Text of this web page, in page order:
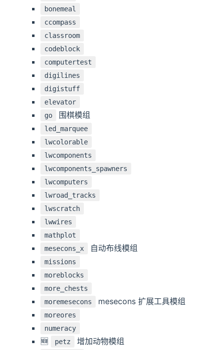
bonemeal
ccompass
classroom
codeblock
computertest
digilines
digistuff
elevator
go
围棋模组
led_marquee
lwcolorable
lwcomponents
lwcomponents_spawners
lwcomputers
lwroad_tracks
lwscratch
lwwires
mathplot
mesecons_x
自动布线模组
missions
moreblocks
more_chests
moremesecons
mesecons 扩展工具模组
moreores
numeracy
🆕️️ petz 增加动物模组